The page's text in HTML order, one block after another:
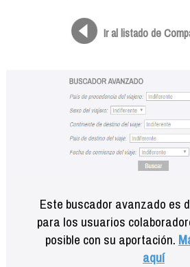
Ir al listado de
Este buscador avanzado es
para los usuarios
posible con su aportación.
aquí